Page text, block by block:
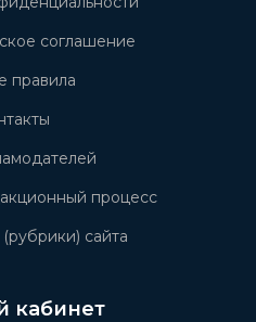
соглашение
правила
процесс
сайта
кабинет